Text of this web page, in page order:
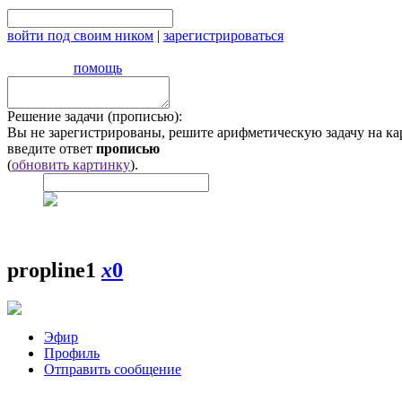
войти под своим ником | зарегистрироваться
помощь
Решение задачи (прописью):
Вы не зарегистрированы, решите арифметическую задачу на
введите ответ прописью
(обновить картинку).
propline1x0
Эфир
Профиль
Отправить сообщение